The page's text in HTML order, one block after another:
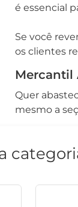
é essencial
Se você
os clientes
Mercantil
Quer
mesmo a